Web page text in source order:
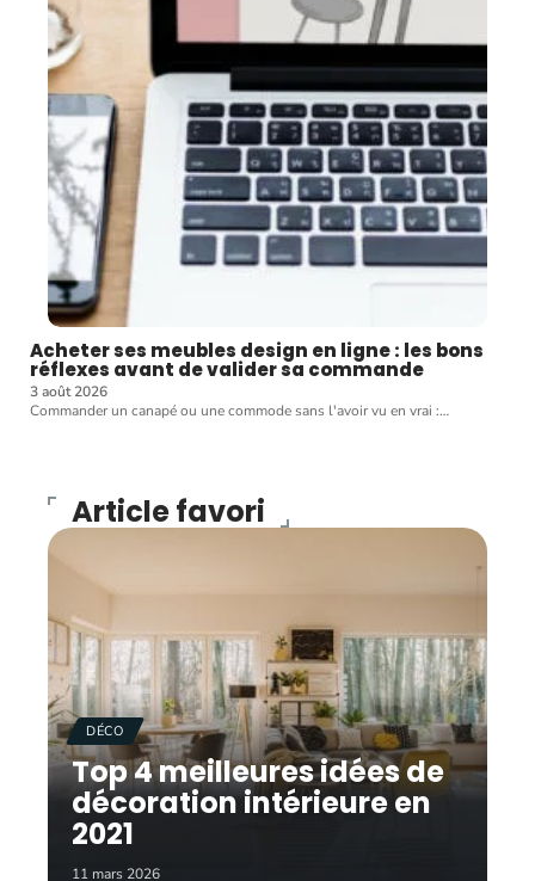
Acheter ses meubles design en ligne : les bons
réflexes avant de valider sa commande
3 août 2026
Commander un canapé ou une commode sans l'avoir vu en vrai :…
Article favori
DÉCO
Top 4 meilleures idées de
décoration intérieure en
2021
11 mars 2026